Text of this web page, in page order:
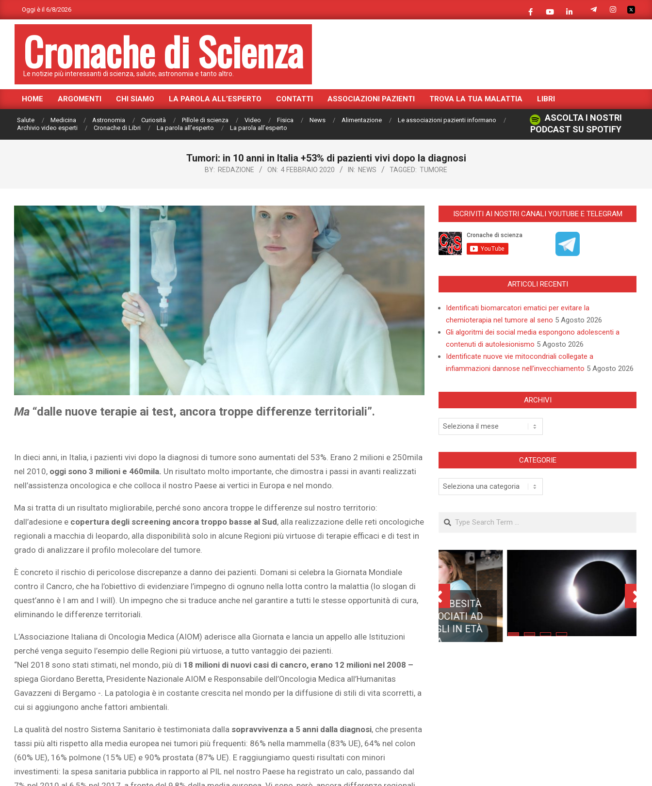
to
Oggi è il 6/8/2026
Cronache di Scienza
Le notizie più interessanti di scienza, salute, astronomia e tanto altro.
Primary
Navigation
Menu
HOME ARGOMENTI CHI SIAMO LA PAROLA ALL’ESPERTO CONTATTI ASSOCIAZIONI PAZIENTI TROVA LA TUA MALATTIA LIBRI
Salute Medicina Astronomia Curiosità Pillole di scienza Video Fisica News Alimentazione
Le associazioni pazienti informano
Archivio video esperti
Cronache di Libri La parola all’esperto La parola all’esperto
ASCOLTA I NOSTRI
PODCAST SU SPOTIFY
Tumori: in 10 anni in Italia +53% di pazienti vivi dopo la diagnosi
BY: REDAZIONE ON: 4 FEBBRAIO 2020 IN: NEWS TAGGED: TUMORE
Ma “dalle nuove terapie ai test, ancora troppe differenze territoriali”.
In dieci anni, in Italia, i pazienti vivi dopo la diagnosi di tumore sono aumentati del 53%. Erano 2 milioni e 250mila
nel 2010, oggi sono 3 milioni e 460mila. Un risultato molto importante, che dimostra i passi in avanti realizzati
nell’assistenza oncologica e che colloca il nostro Paese ai vertici in Europa e nel mondo.
Ma si tratta di un risultato migliorabile, perché sono ancora troppe le differenze sul nostro territorio:
dall’adesione e copertura degli screening ancora troppo basse al Sud, alla realizzazione delle reti oncologiche
regionali a macchia di leopardo, alla disponibilità solo in alcune Regioni più virtuose di terapie efficaci e di test in
grado di analizzare il profilo molecolare del tumore.
È concreto il rischio di pericolose discrepanze a danno dei pazienti. Domani si celebra la Giornata Mondiale
contro il Cancro, che ha l’obiettivo di evidenziare l’impegno di ognuno nella lotta contro la malattia (lo slogan di
quest’anno è I am and I will). Un impegno che si traduce anche nel garantire a tutti le stesse opportunità di cura,
eliminando le differenze territoriali.
L’Associazione Italiana di Oncologia Medica (AIOM) aderisce alla Giornata e lancia un appello alle Istituzioni
perché venga seguito l’esempio delle Regioni più virtuose, a tutto vantaggio dei pazienti.
“Nel 2018 sono stati stimati, nel mondo, più di 18 milioni di nuovi casi di cancro, erano 12 milioni nel 2008 –
spiega Giordano Beretta, Presidente Nazionale AIOM e Responsabile dell’Oncologia Medica all’Humanitas
Gavazzeni di Bergamo -. La patologia è in costante crescita nel mondo per la diffusione di stili di vita scorretti, a
cui si aggiungono anche fattori ambientali.
La qualità del nostro Sistema Sanitario è testimoniata dalla sopravvivenza a 5 anni dalla diagnosi, che presenta
tassi più alti rispetto alla media europea nei tumori più frequenti: 86% nella mammella (83% UE), 64% nel colon
(60% UE), 16% polmone (15% UE) e 90% prostata (87% UE). E raggiungiamo questi risultati con minori
investimenti: la spesa sanitaria pubblica in rapporto al PIL nel nostro Paese ha registrato un calo, passando dal
ISCRIVITI AI NOSTRI CANALI YOUTUBE E TELEGRAM
ARTICOLI RECENTI
Identificati biomarcatori ematici per evitare la
chemioterapia nel tumore al seno 5 Agosto 2026
Gli algoritmi dei social media espongono adolescenti a
contenuti di autolesionismo 5 Agosto 2026
Identificate nuove vie mitocondriali collegate a
infiammazioni dannose nell’invecchiamento 5 Agosto 2026
ARCHIVI
Archivi
CATEGORIE
Categorie
Search
RIVELA LE MELODIE CHE LE
PERSONE IMMAGINANO
ASSENZA DI FIGLI IN ETÀ
ADULTA
ECLISSE TOTALE DEL 12
AGOSTO 2026: DOVE SI
POTRÀ VEDERE